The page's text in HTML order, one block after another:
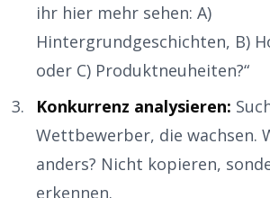
ihr hier mehr sehen: A)
Hintergrundgeschichten, B)
oder C) Produktneuheiten?“
Konkurrenz analysieren:
Wettbewerber, die wachsen.
anders? Nicht kopieren,
erkennen.